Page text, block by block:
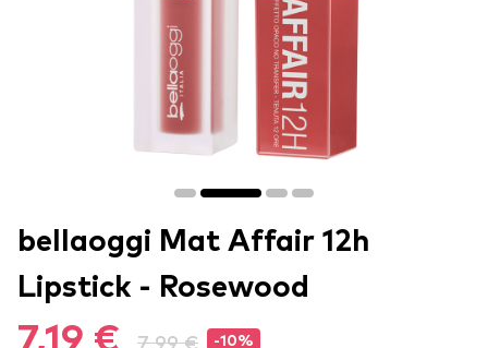
bellaoggi Mat Affair 12h
Lipstick - Rosewood
7,99 € -10%